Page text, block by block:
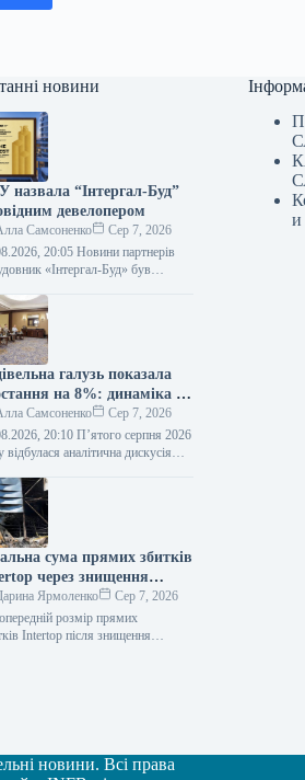
новини
назвала “Інтергал-Буд”
девелопером
Самсоненко
Сер 7, 2026
20:05 Новини партнерів
«Інтергал-Буд» був
забудовник» під час
ювілейного святкування,
15-річчю
галузь показала
на 8%: динаміка на
нерухомості,
приміщень та
кредитування
Самсоненко
Сер 7, 2026
20:10 П’ятого серпня 2026
відбулася аналітична дискусія
перше півріччя 2026
Подія…
сума прямих збитків
через знищення
складу сягає 450
гривень.
Ярмоленко
Сер 7, 2026
розмір прямих
Intertop після знищення
и
новини. Всі права